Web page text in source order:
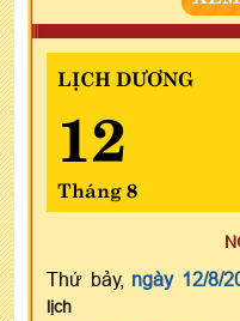
LỊCH DƯƠNG
12
Tháng 8
Thứ bảy, ngày 12/8/
lịch